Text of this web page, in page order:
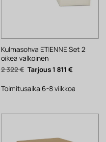
Kulmasohva ETIENNE Set 2
oikea valkoinen
2 322€ Alkuperäinen
hinta
2
322 €.
1 811 €Nykyinen
1
811 €.
Toimitusaika 6-8 viikkoa